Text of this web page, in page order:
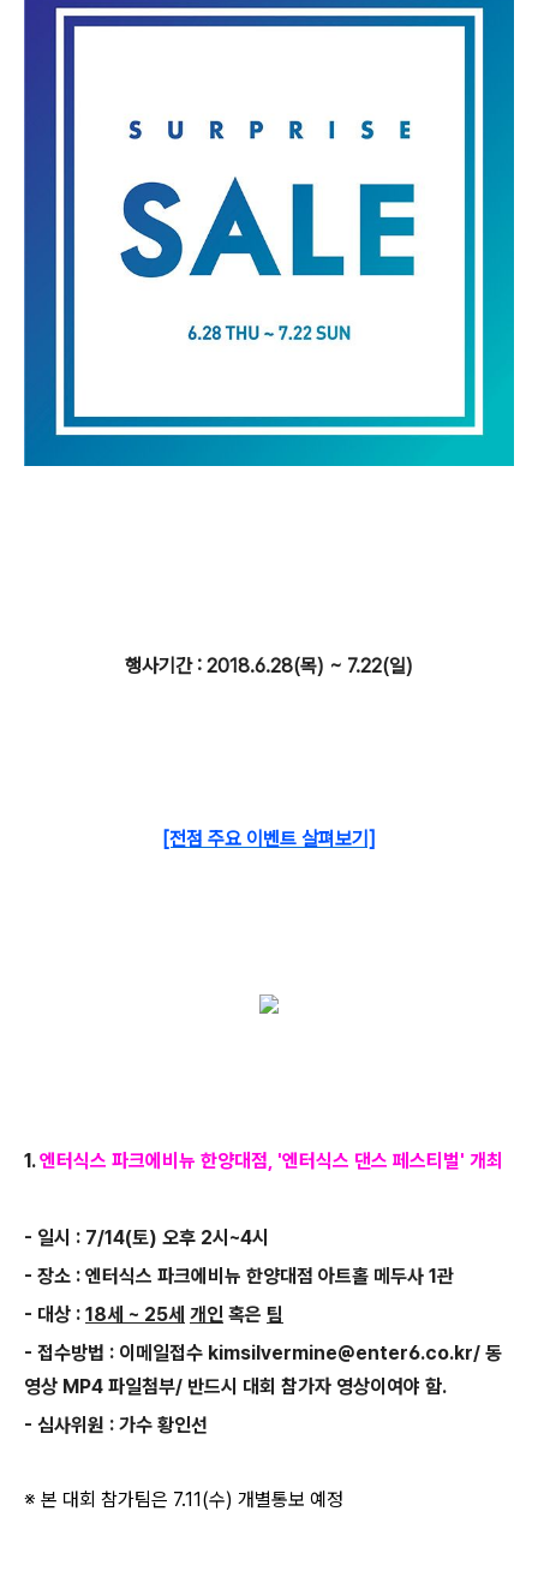
행사기간 : 2018.6.28(목) ~ 7.22(일)
[전점 주요 이벤트 살펴보기]
1.엔터식스 파크에비뉴 한양대점, '엔터식스 댄스 페스티벌' 개최
- 일시 : 7/14(토) 오후 2시~4시
- 장소 : 엔터식스 파크에비뉴 한양대점 아트홀 메두사 1관
- 대상 : 18세 ~ 25세 개인 혹은 팀
- 접수방법 : 이메일접수 kimsilvermine@enter6.co.kr/ 동
영상 MP4 파일첨부/ 반드시 대회 참가자 영상이여야 함.
- 심사위원 : 가수 황인선
※ 본 대회 참가팀은 7.11(수) 개별통보 예정